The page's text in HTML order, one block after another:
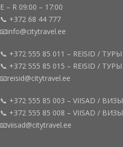
E – R 09:00 – 17:00
📞 +372 68 44 777
📧info@citytravel.ee
📞 +372 555 85 011 – REISID / ТУРЫ
📞 +372 555 85 015 – REISID / ТУРЫ
📧reisid@citytravel.ee
📞 +372 555 85 003 – VIISAD / ВИЗЫ
📞 +372 555 85 008 – VIISAD / ВИЗЫ
📧viisad@citytravel.ee